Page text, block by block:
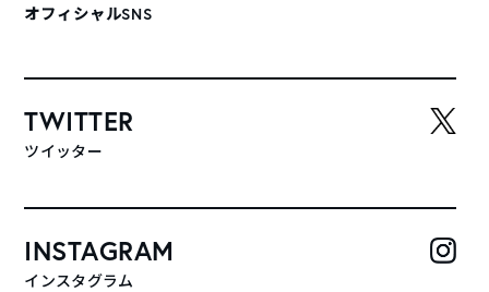
オフィシャルSNS
TWITTER
ツイッター
INSTAGRAM
インスタグラム